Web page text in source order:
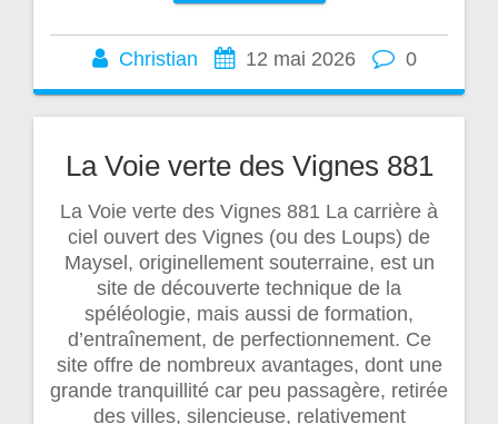
Christian 12 mai 2026 0
La Voie verte des Vignes 881
La Voie verte des Vignes 881 La carrière à
ciel ouvert des Vignes (ou des Loups) de
Maysel, originellement souterraine, est un
site de découverte technique de la
spéléologie, mais aussi de formation,
d’entraînement, de perfectionnement. Ce
site offre de nombreux avantages, dont une
grande tranquillité car peu passagère, retirée
des villes, silencieuse, relativement